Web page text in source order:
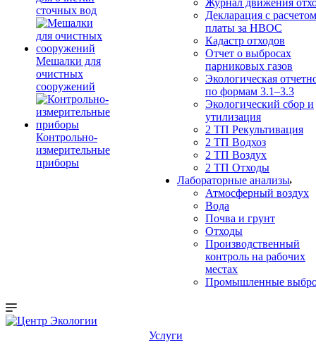
сточных вод
Мешалки для
очистных
сооружений
Контрольно-
измерительные
приборы
Декларация с расчетом
платы за НВОС
Кадастр отходов
Отчет о выбросах
парниковых газов
Экологическая
по формам 3.1–3.3
Экологический сбор и
утилизация
2 ТП Рекультивация
2 ТП Водхоз
2 ТП Воздух
2 ТП Отходы
Лабораторные анализы
Атмосферный воздух
Вода
Почва и грунт
Отходы
Производственный
контроль на рабочих
местах
Промышленные
Услуги